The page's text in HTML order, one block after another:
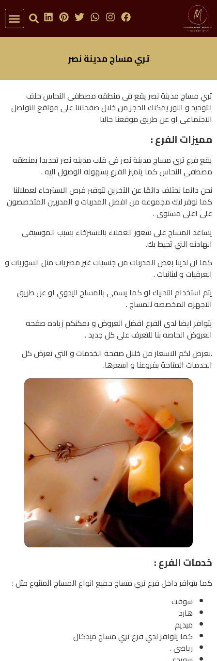
تري مساج مدينة نصر
تري مساج مدينة نصر يقع فى منطقه مصطفى النحاس خلف
التوحيد و النور يمكنك الحجز من خلال صفحاتنا على مواقع التواصل
الاجتماعى او عن طريق موقعنا حاليا
مميزات الفرع :
يقع فرع تري مساج مدينة نصر فى قلب مدينه نصر تحديدا بمنطقه
مصطفى النحاس كما يتميز الفرع بسهوله الوصول اليه .
نحن دائما نختلف دائمًا عن الآخرين لتوفير فرص الاسترخاء لعملائنا
كما نوفر ليك مجموعه من افضل المدربات و المدربين المتخصصون
على اعلى مستوى .
يساعد المساج على شعور العملاء بالاسترخاء بسبب الموسيقى
الهادئه التي تحيط بك.
كما ان لدينا بعض المدربات من جنسيات غير مصريات مثل السوريات و
العرقيات و لبنانيات .
يتم استخدام التدليك او كما يسمى بالمساج اليدوي او عن طريق
الاجهزه المخصصه للمساج .
يتوافر ايضا لدى الفرع افضل العروض و يمكنكم زياده صفحه
العروض الخاصه بنا للتعرف على كل جديد .
.نعرض لكم الاسعار من خلال صفحة الخدمات و التي تعرض كل
الخدمات المتاحة بفروعنا و اسعرها.
خدمات الفرع :
كما يتوافر داخل فرع تري مساج جميع انواع المساج المتنوع مثل :
سوفت
هارد
ميديم
كما يتوافر لدي فرع تري مساج ميدكال
رياضى .